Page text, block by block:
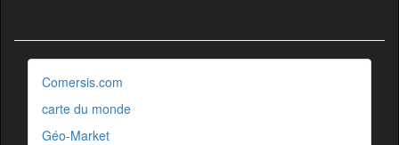
Comersis.com
carte du monde
Géo-Market